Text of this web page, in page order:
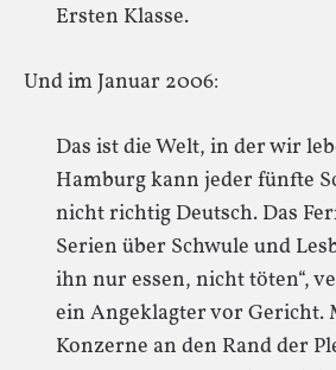
Ersten Klasse.
Und im Januar 2006:
Das ist die Welt, in der wir
Hamburg kann jeder fünfte
nicht richtig Deutsch. Das
Serien über Schwule und
ihn nur essen, nicht töten“,
ein Angeklagter vor Gericht.
Konzerne an den Rand der